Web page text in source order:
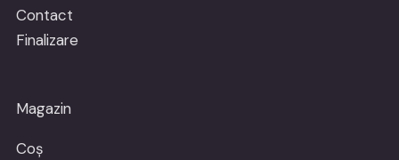
Contact
Finalizare
Magazin
Coș